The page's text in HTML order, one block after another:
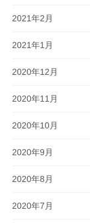
2021年2月
2021年1月
2020年12月
2020年11月
2020年10月
2020年9月
2020年8月
2020年7月